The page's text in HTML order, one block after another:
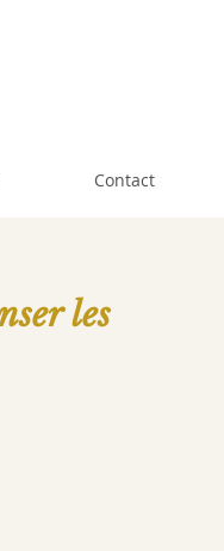
Contact
les